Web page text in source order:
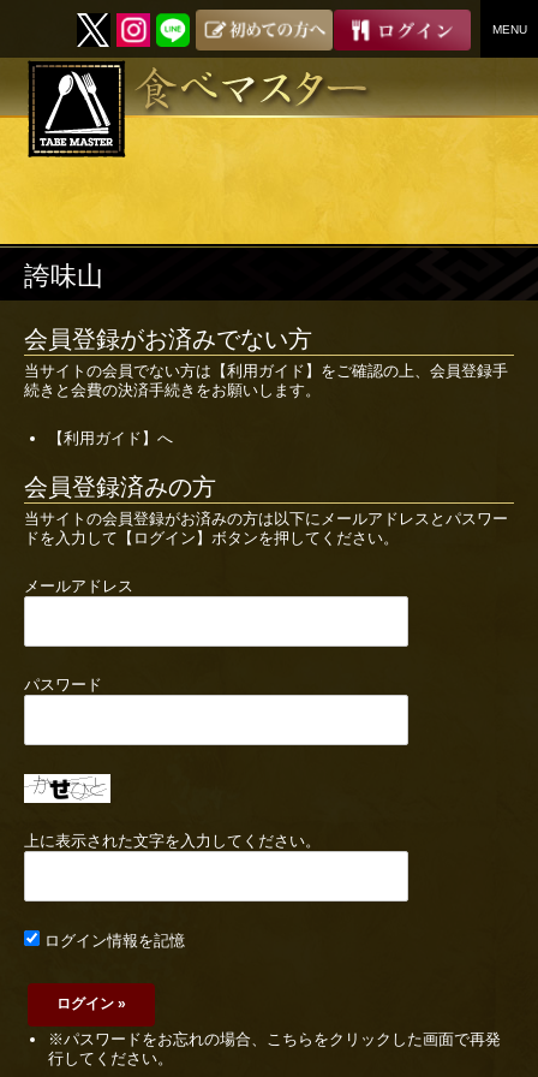
MENU
SKIP
誇味山
会員登録がお済みでない方
当サイトの会員でない方は 【利用ガイド】 をご確認の上、会員登録手
続きと会費の決済手続きをお願いします。
【利用ガイド】へ
会員登録済みの方
当サイトの会員登録がお済みの方は以下にメールアドレスとパスワー
ドを入力して【ログイン】ボタンを押してください。
メールアドレス
パスワード
上に表示された文字を入力してください。
ログイン情報を記憶
※パスワードをお忘れの場合、こちらをクリックした画面で再発
行してください。